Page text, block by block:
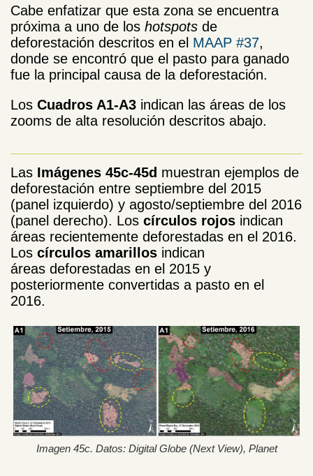
Cabe enfatizar que esta zona se encuentra
próxima a uno de los hotspots de
deforestación descritos en el MAAP #37,
donde se encontró que el pasto para ganado
fue la principal causa de la deforestación.
Los Cuadros A1-A3 indican las áreas de los
zooms de alta resolución descritos abajo.
Las Imágenes 45c-45d muestran ejemplos de
deforestación entre septiembre del 2015
(panel izquierdo) y agosto/septiembre del 2016
(panel derecho). Los círculos rojos indican
áreas recientemente deforestadas en el 2016.
Los círculos amarillos indican
áreas deforestadas en el 2015 y
posteriormente convertidas a pasto en el
2016.
Imagen 45c. Datos: Digital Globe (Next View), Planet